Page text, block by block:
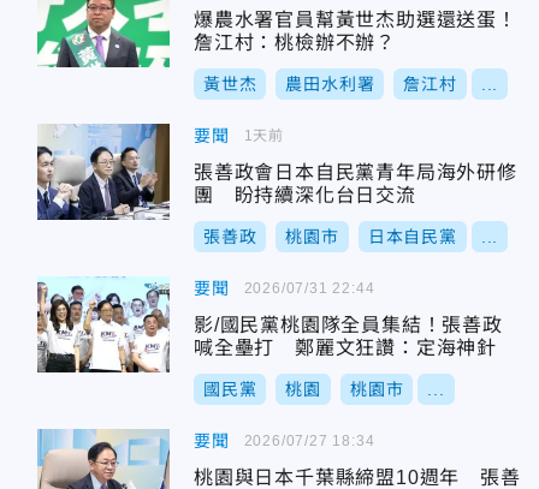
爆農水署官員幫黃世杰助選還送蛋！
詹江村：桃檢辦不辦？
黃世杰 農田水利署 詹江村
要聞
張善政會日本自民黨青年局海外研修
團 盼持續深化台日交流
張善政 桃園市 日本自民黨
1天前
要聞
影/國民黨桃園隊全員集結！張善政
喊全壘打 鄭麗文狂讚：定海神針
國民黨 桃園 桃園市
2026/07/31 22:44
要聞
桃園與日本千葉縣締盟10週年 張善
2026/07/27 18:34